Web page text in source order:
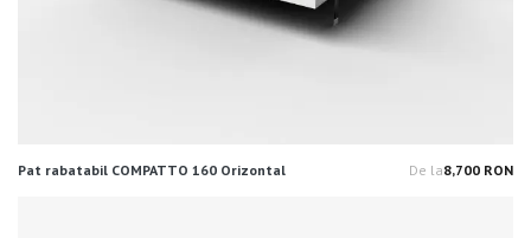
Pat rabatabil COMPATTO 160 Orizontal De la8,700 RON